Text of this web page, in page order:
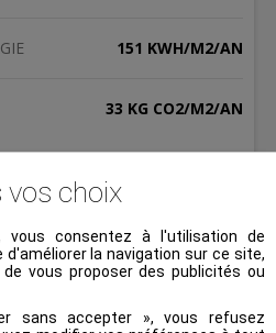
151 KWH/M2/AN
33 KG CO2/M2/AN
185 000 €
vos choix
vous consentez à l'utilisation de
la navigation sur ce site,
vous proposer des publicités ou
sans accepter », vous refusez